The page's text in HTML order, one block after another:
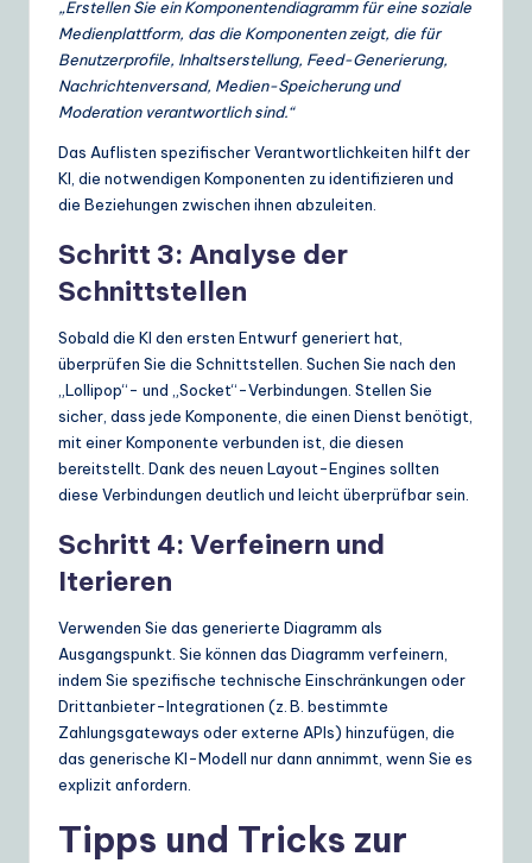
„Erstellen Sie ein Komponentendiagramm für eine soziale
Medienplattform, das die Komponenten zeigt, die für
Benutzerprofile, Inhaltserstellung, Feed-Generierung,
Nachrichtenversand, Medien-Speicherung und
Moderation verantwortlich sind.“
Das Auflisten spezifischer Verantwortlichkeiten hilft der
KI, die notwendigen Komponenten zu identifizieren und
die Beziehungen zwischen ihnen abzuleiten.
Schritt 3: Analyse der
Schnittstellen
Sobald die KI den ersten Entwurf generiert hat,
überprüfen Sie die Schnittstellen. Suchen Sie nach den
„Lollipop“- und „Socket“-Verbindungen. Stellen Sie
sicher, dass jede Komponente, die einen Dienst benötigt,
mit einer Komponente verbunden ist, die diesen
bereitstellt. Dank des neuen Layout-Engines sollten
diese Verbindungen deutlich und leicht überprüfbar sein.
Schritt 4: Verfeinern und
Iterieren
Verwenden Sie das generierte Diagramm als
Ausgangspunkt. Sie können das Diagramm verfeinern,
indem Sie spezifische technische Einschränkungen oder
Drittanbieter-Integrationen (z. B. bestimmte
Zahlungsgateways oder externe APIs) hinzufügen, die
das generische KI-Modell nur dann annimmt, wenn Sie es
explizit anfordern.
Tipps und Tricks zur